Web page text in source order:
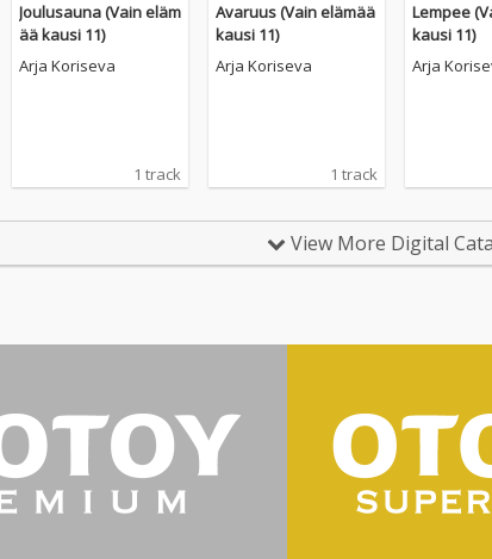
Joulusauna (Vain eläm
ää kausi 11)
Arja Koriseva
1 track
Avaruus (Vain elämää
kausi 11)
Arja Koriseva
1 track
Lempee
kausi 11)
Arja
View More Digital